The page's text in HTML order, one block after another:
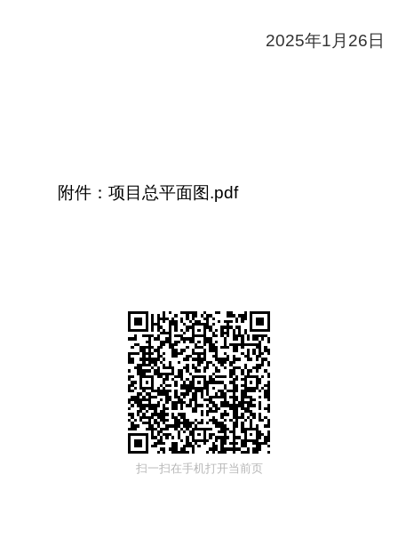
2025年1月26日
附件：项目总平面图.pdf
扫一扫在手机打开当前页